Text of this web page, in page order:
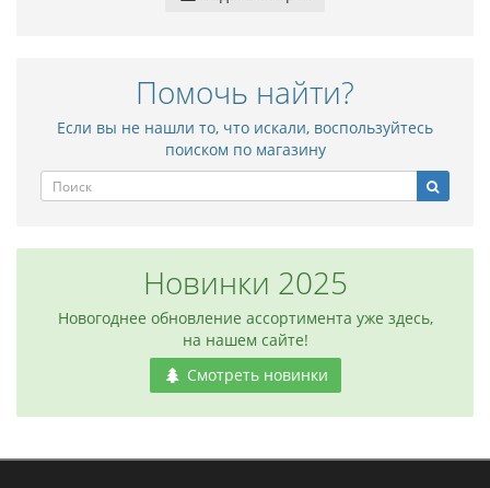
Помочь найти?
Если вы не нашли то, что искали, воспользуйтесь
поиском по магазину
Новинки 2025
Новогоднее обновление ассортимента уже здесь,
на нашем сайте!
Смотреть новинки